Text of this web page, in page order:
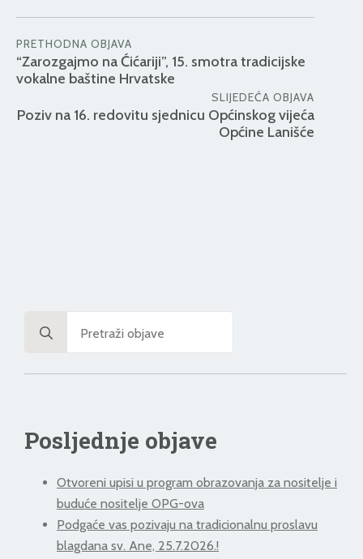
PRETHODNA OBJAVA
“Zarozgajmo na Ćićariji”, 15. smotra tradicijske
vokalne baštine Hrvatske
SLIJEDEĆA OBJAVA
Poziv na 16. redovitu sjednicu Općinskog vijeća
Općine Lanišće
for:
Posljednje objave
Otvoreni upisi u program obrazovanja za nositelje i
buduće nositelje OPG-ova
Podgaće vas pozivaju na tradicionalnu proslavu
blagdana sv. Ane, 25.7.2026.!